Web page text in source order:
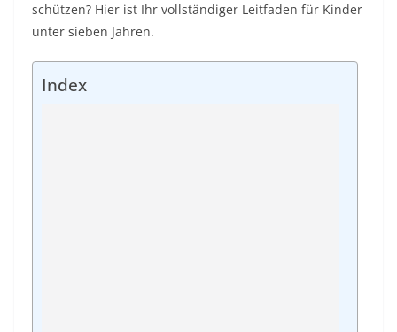
schützen? Hier ist Ihr vollständiger Leitfaden für Kinder
unter sieben Jahren.
Index